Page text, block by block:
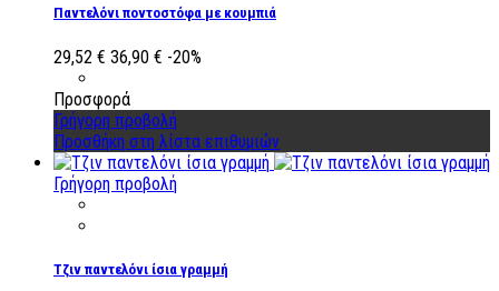
Παντελόνι ποντοστόφα με κουμπιά
29,52 € 36,90 € -20%
Προσφορά
Γρήγορη προβολή
Προσθήκη στη λίστα επιθυμιών
Γρήγορη προβολή
Τζιν παντελόνι ίσια γραμμή